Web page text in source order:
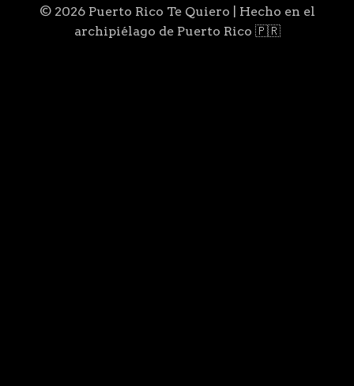
© 2026 Puerto Rico Te Quiero | Hecho en el
archipiélago de Puerto Rico 🇵🇷